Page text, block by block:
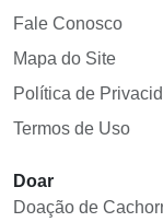
Fale Conosco
Mapa do Site
Política de
Termos de Uso
Doar
Doação de